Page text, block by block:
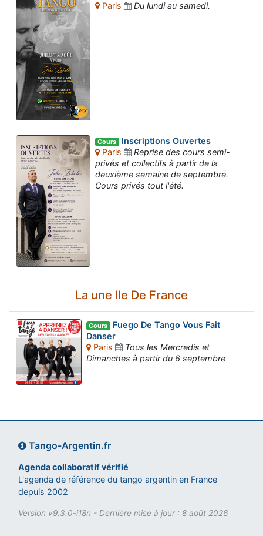
Paris
Du lundi au samedi.
Cours Inscriptions Ouvertes
Paris
Reprise des cours semi-
privés et collectifs à partir de la
deuxième semaine de septembre.
Cours privés tout l'été.
La une Ile De France
Cours Fuego De Tango Vous Fait
Danser
Paris
Tous les Mercredis et
Dimanches à partir du 6 septembre
Tango-Argentin.fr
Agenda collaboratif vérifié
L'agenda de référence du tango argentin en France
depuis 2002
Version v9.3.0-i18n - Dernière mise à jour : 8 août 2026